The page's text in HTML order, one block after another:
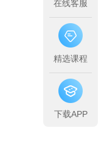
在线客服
精选课程
下载APP